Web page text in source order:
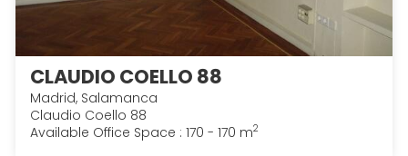
CLAUDIO COELLO 88
Madrid, Salamanca
Claudio Coello 88
Available Office Space : 170 - 170 m2